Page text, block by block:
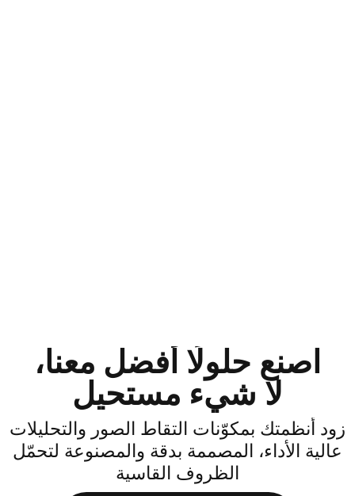
اصنع حلولًا أفضل معنا،
لا شيء مستحيل
أنظمتك بمكوّنات التقاط الصور والتحليلات
الأداء، المصممة بدقة والمصنوعة لتحمّل
الظروف القاسية